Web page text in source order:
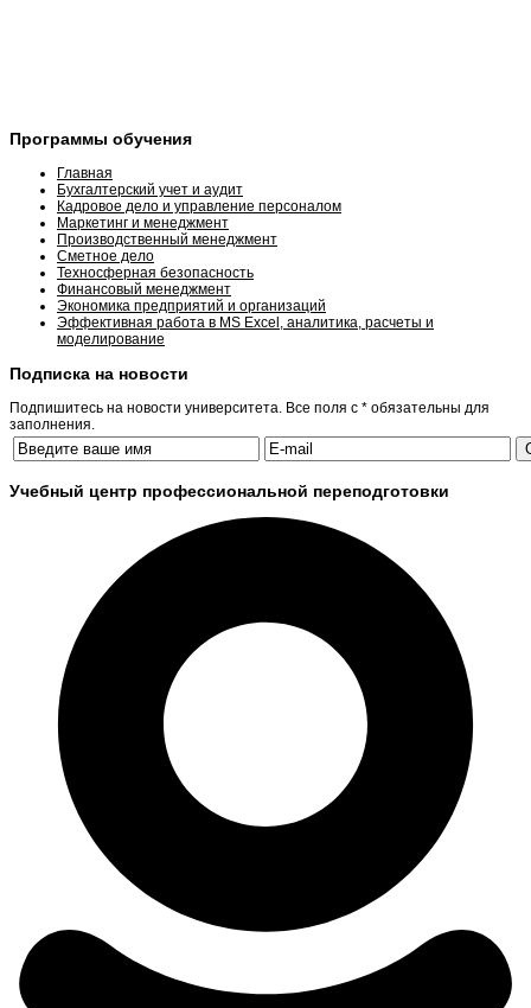
Программы обучения
Главная
Бухгалтерский учет и аудит
Кадровое дело и управление персоналом
Маркетинг и менеджмент
Производственный менеджмент
Сметное дело
Техносферная безопасность
Финансовый менеджмент
Экономика предприятий и организаций
Эффективная работа в MS Excel, аналитика, расчеты и
моделирование
Подписка на новости
Подпишитесь на новости университета. Все поля с * обязательны для
заполнения.
Учебный центр профессиональной переподготовки